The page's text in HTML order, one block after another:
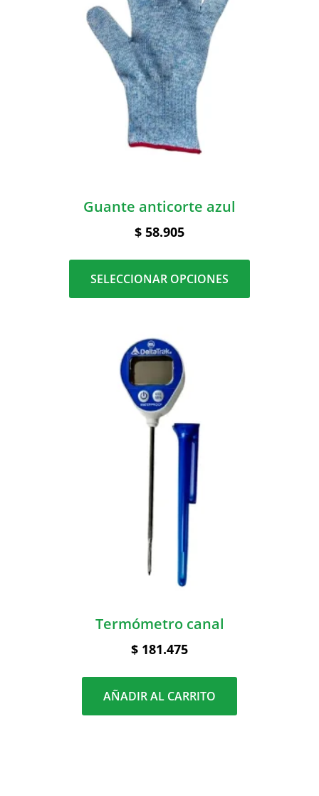
Guante anticorte azul
$ 58.905
SELECCIONAR OPCIONES
Termómetro canal
$ 181.475
AÑADIR AL CARRITO